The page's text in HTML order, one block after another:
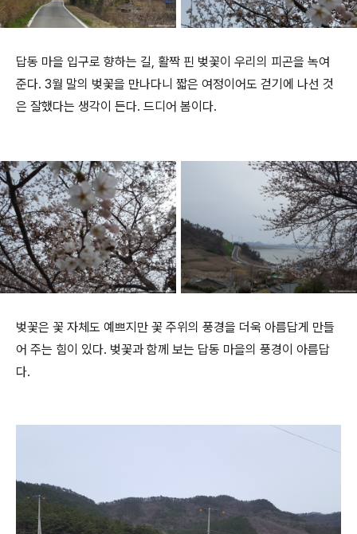
답동 마을 입구로 향하는 길, 활짝 핀 벚꽃이 우리의 피곤을 녹여
준다. 3월 말의 벚꽃을 만나다니 짧은 여정이어도 걷기에 나선 것
은 잘했다는 생각이 든다. 드디어 봄이다.
벚꽃은 꽃 자체도 예쁘지만 꽃 주위의 풍경을 더욱 아름답게 만들
어 주는 힘이 있다. 벚꽃과 함께 보는 답동 마을의 풍경이 아름답
다.